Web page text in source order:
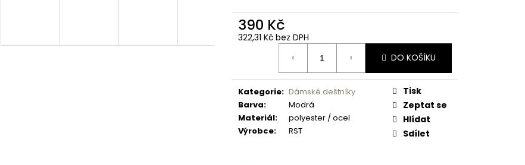
390 Kč
322,31 Kč bez DPH
DO KOŠÍKU
Kategorie: Dámské deštníky
Barva:
Modrá
Materiál:
polyester / ocel
Výrobce: RST
Tisk
Zeptat se
Hlídat
Sdílet
ZÁMEK S KÓDEM NÁHRADNÍ RGL -